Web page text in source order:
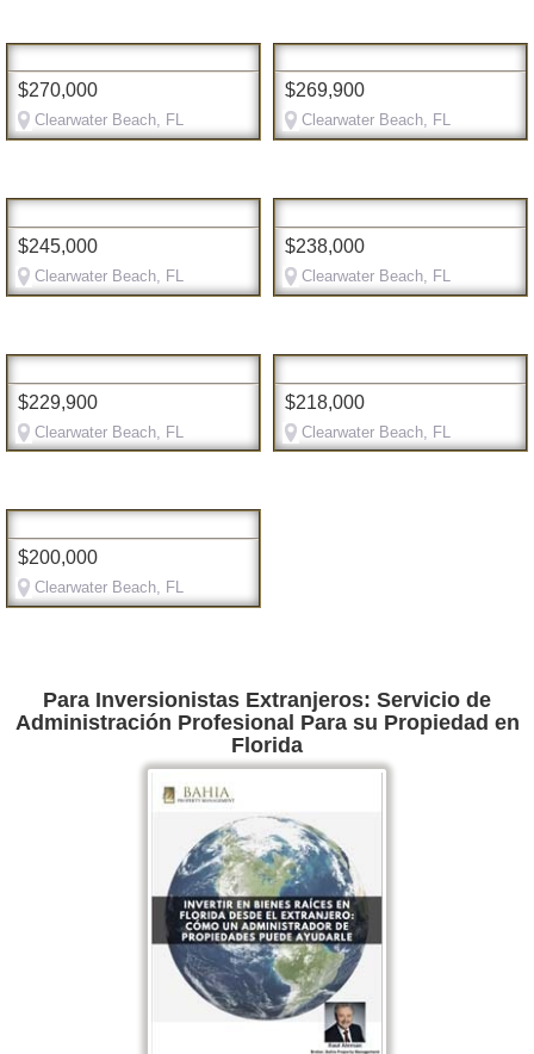
$270,000
Clearwater Beach, FL
$269,900
Clearwater Beach, FL
$245,000
Clearwater Beach, FL
$238,000
Clearwater Beach, FL
$229,900
Clearwater Beach, FL
$218,000
Clearwater Beach, FL
$200,000
Clearwater Beach, FL
Para Inversionistas Extranjeros: Servicio de
Administración Profesional Para su Propiedad en
Florida